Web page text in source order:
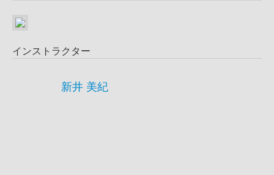
インストラクター
新井 美紀